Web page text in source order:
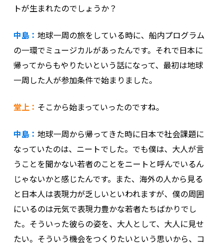
トが生まれたのでしょうか？
中島： 地球一周の旅をしている時に、船内プログラム
の一環でミュージカルがあったんです。それで日本に
帰ってからもやりたいという話になって、最初は地球
一周した人が参加条件で始まりました。
堂上： そこから始まっていったのですね。
中島： 地球一周から帰ってきた時に日本で社会課題に
なっていたのは、ニートでした。でも僕は、大人が言
うことを聞かない若者のことをニートと呼んでいるん
じゃないかと感じたんです。また、海外の人から見る
と日本人は表現力が乏しいといわれますが、僕の周囲
にいるのは元気で表現力豊かな若者たちばかりでし
た。そういった彼らの姿を、大人として、大人に見せ
たい。そういう機会をつくりたいという思いから、コ